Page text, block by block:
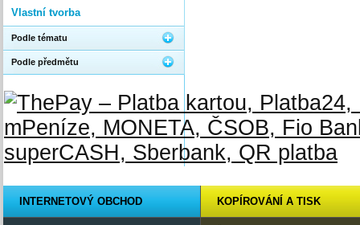
Vlastní tvorba
Podle tématu
Podle předmětu
INTERNETOVÝ OBCHOD KOPÍROVÁNÍ A TISK